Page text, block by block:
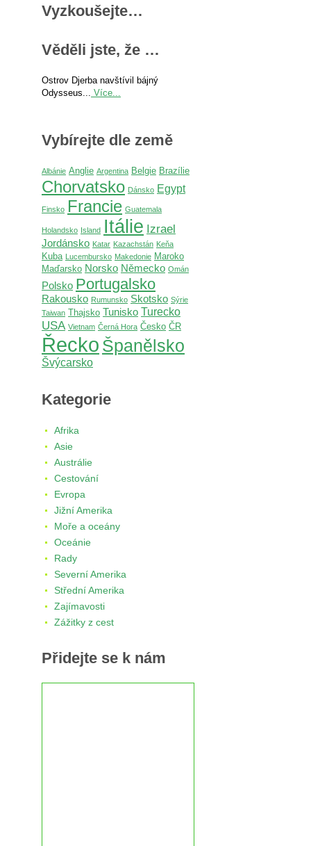
Vyzkoušejte…
Věděli jste, že …
Ostrov Djerba navštívil bájný
Odysseus... Více...
Vybírejte dle země
Albánie Anglie Argentina Belgie Brazílie
Chorvatsko Dánsko Egypt
Finsko Francie Guatemala
Holandsko Island Itálie Izrael
Jordánsko Katar Kazachstán Keňa
Kuba Lucembursko Makedonie Maroko
Maďarsko Norsko Německo Omán
Polsko Portugalsko
Rakousko Rumunsko Skotsko Sýrie
Taiwan Thajsko Tunisko Turecko
USA Vietnam Černá Hora Česko ČR
Řecko Španělsko
Švýcarsko
Kategorie
Afrika
Asie
Austrálie
Cestování
Evropa
Jižní Amerika
Moře a oceány
Oceánie
Rady
Severní Amerika
Střední Amerika
Zajímavosti
Zážitky z cest
Přidejte se k nám